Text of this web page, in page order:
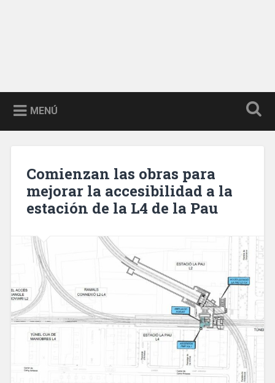
MENÚ
Comienzan las obras para
mejorar la accesibilidad a la
estación de la L4 de la Pau